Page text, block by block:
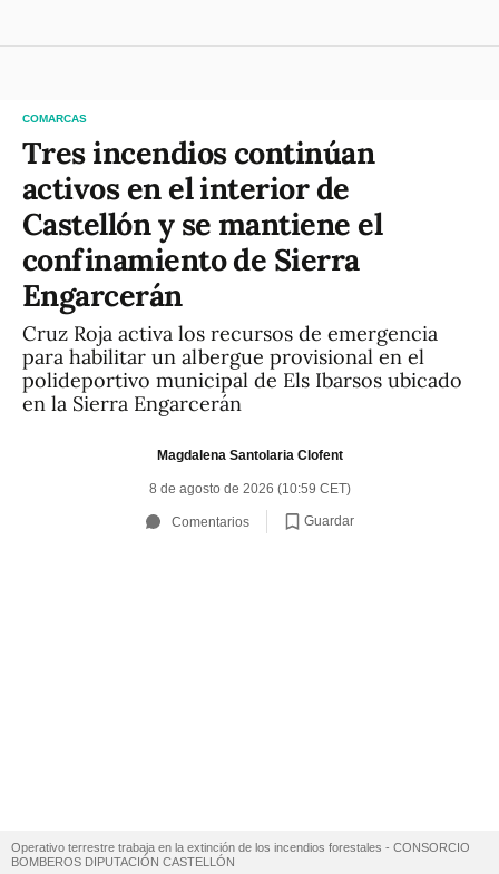
COMARCAS
Tres incendios continúan
activos en el interior de
Castellón y se mantiene el
confinamiento de Sierra
Engarcerán
Cruz Roja activa los recursos de emergencia
para habilitar un albergue provisional en el
polideportivo municipal de Els Ibarsos ubicado
en la Sierra Engarcerán
Magdalena Santolaria Clofent
8 de agosto de 2026 (10:59 CET)
Comentarios Guardar
Operativo terrestre trabaja en la extinción de los incendios forestales - CONSORCIO
BOMBEROS DIPUTACIÓN CASTELLÓN